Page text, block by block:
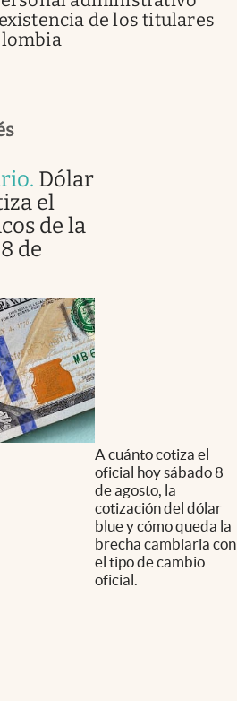
de los titulares
. Dólar
el
de la
de
A cuánto cotiza el
oficial hoy sábado 8
de agosto, la
cotización del dólar
blue y cómo queda la
brecha cambiaria con
el tipo de cambio
oficial.